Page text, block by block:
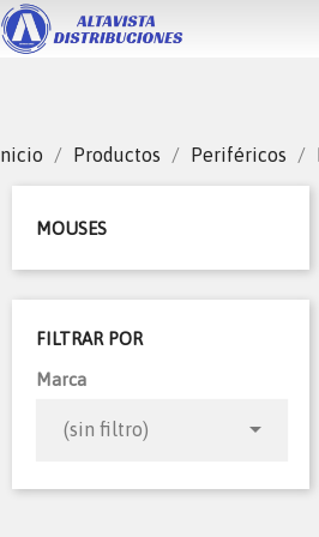
Inicio Productos Periféricos
MOUSES
FILTRAR POR
Marca
(sin filtro) 